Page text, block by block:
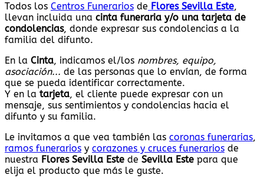
Todos los Centros Funerarios de Flores Sevilla Este,
llevan incluida una cinta funeraria y/o una tarjeta de
condolencias, donde expresar sus condolencias a la
familia del difunto.
En la Cinta, indicamos el/los nombres, equipo,
asociación... de las personas que lo envían, de forma
que se pueda identificar correctamente.
Y en la tarjeta, el cliente puede expresar con un
mensaje, sus sentimientos y condolencias hacia el
difunto y su familia.
Le invitamos a que vea también las coronas funerarias,
ramos funerarios y corazones y cruces funerarios de
nuestra Flores Sevilla Este de Sevilla Este para que
elija el producto que más le guste.